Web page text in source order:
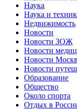
Наука
Наука и
Недвижимость
Новости
Новости ЗОЖ
Новости
Новости
Новости
Образование
Общество
Около спорта
Отдых в